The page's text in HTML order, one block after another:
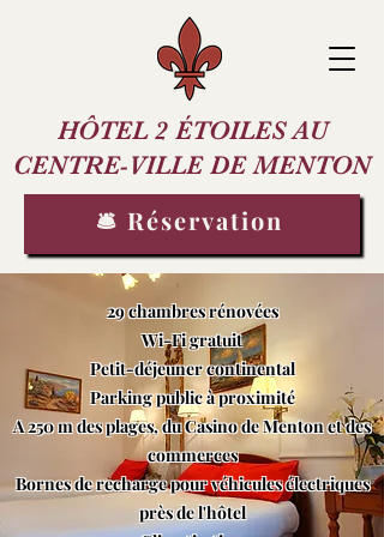
HÔTEL 2 ÉTOILES AU
CENTRE-VILLE DE MENTON
🛎️ Réservation
29 chambres rénovées
Wi-Fi gratuit
Petit-déjeuner continental
Parking public à proximité
A 250 m des plages, du Casino de Menton et des
commerces
Bornes de recharge pour véhicules électriques
près de l'hôtel